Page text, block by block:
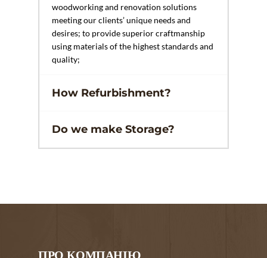
woodworking and renovation solutions
meeting our clients’ unique needs and
desires; to provide superior craftmanship
using materials of the highest standards and
quality;
How Refurbishment?
Do we make Storage?
ПРО КОМПАНІЮ